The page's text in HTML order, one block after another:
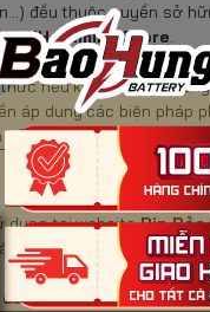
đều thuộc quyền sở
Gaming Store.
visao chép, chỉnh
nếu không có sự
áp dụng các biện pháp
bản quyền.
Pháp
dụng tại websitePin Bảo
Việt Nam.
ra tranh chấp, vụ việc
có thẩm quyền tại Việt